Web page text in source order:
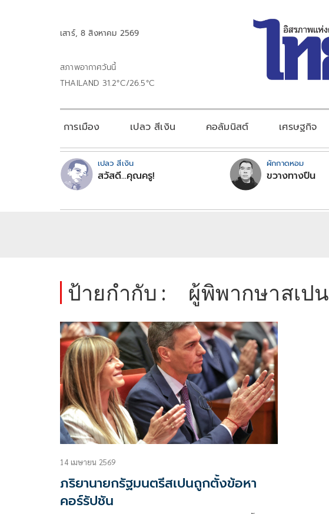
เสาร์, 8 สิงหาคม 2569
สภาพอากาศวันนี้
THAILAND 31.2°C/26.5°C
การเมือง เปลว สีเงิน คอลัมนิสต์ เศรษฐกิจ
เปลว สีเงิน
สวัสดี...คุณครู!
ผักกาดหอม
ขวางทางปืน
ป้ายกำกับ : ผู้พิพากษาสเปน
14 เมษายน 2569
ภริยานายกรัฐมนตรีสเปนถูกตั้งข้อหา
คอร์รัปชัน